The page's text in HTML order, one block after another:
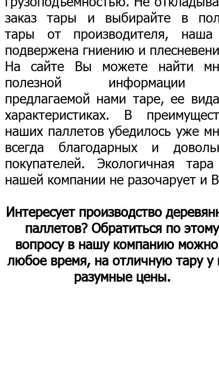
заказ тары и выбирайте в
тары от производителя,
подвержена гниению и
На сайте Вы можете найти
полезной
предлагаемой нами таре, ее
характеристиках. В
наших паллетов убедилось уже
всегда благодарных и
покупателей. Экологичная
нашей компании не разочарует и
Интересует производство
паллетов? Обратиться по этому
вопросу в нашу компанию
любое время, на отличную тару у
разумные цены.